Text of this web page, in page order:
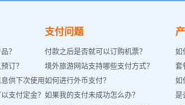
？
订？
供下次使用
支付定金？
支付问题
付款之后是否就可以订购机票？
境外旅游网站支持哪些支付方式？
如何进行外币支付？
如果我的支付未成功怎么办？
如
套
如
是